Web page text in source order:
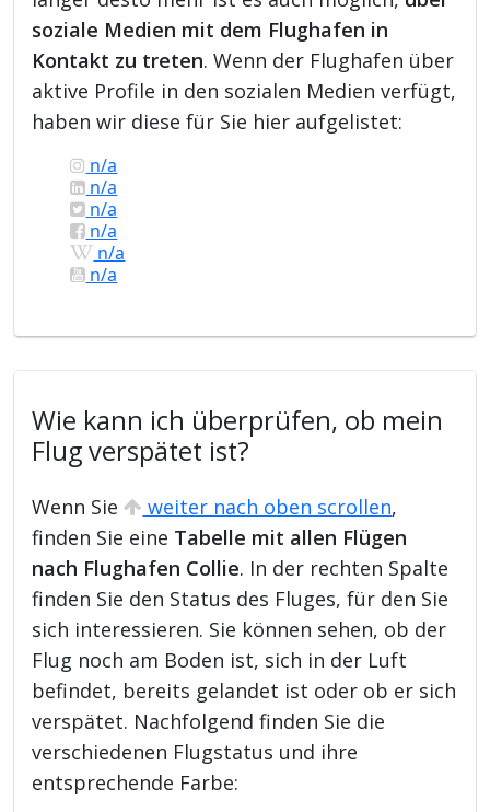
soziale Medien mit dem Flughafen in
Kontakt zu treten. Wenn der Flughafen über
aktive Profile in den sozialen Medien verfügt,
haben wir diese für Sie hier aufgelistet:
n/a
n/a
n/a
n/a
n/a
n/a
Wie kann ich überprüfen, ob mein
Flug verspätet ist?
Wenn Sie weiter nach oben scrollen,
finden Sie eine Tabelle mit allen Flügen
nach Flughafen Collie. In der rechten Spalte
finden Sie den Status des Fluges, für den Sie
sich interessieren. Sie können sehen, ob der
Flug noch am Boden ist, sich in der Luft
befindet, bereits gelandet ist oder ob er sich
verspätet. Nachfolgend finden Sie die
verschiedenen Flugstatus und ihre
entsprechende Farbe: